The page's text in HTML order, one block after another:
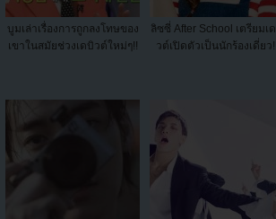
บูมเล่าเรื่องการถูกลงโทษของ
เขาในสมัยช่วงเดบิวต์ใหม่ๆ!!
ลิซซี่ After School เตรียมเ
วต์เปิดตัวเป็นนักร้องเดี่ยว!!